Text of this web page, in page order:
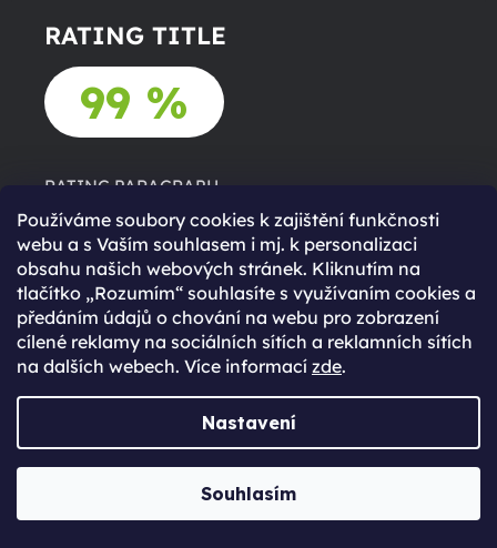
Používáme soubory cookies k zajištění funkčnosti
webu a s Vaším souhlasem i mj. k personalizaci
obsahu našich webových stránek. Kliknutím na
tlačítko „Rozumím“ souhlasíte s využívaním cookies a
předáním údajů o chování na webu pro zobrazení
cílené reklamy na sociálních sítích a reklamních sítích
na dalších webech. Více informací zde.
Nastavení
Souhlasím
RATING TITLE
99 %
RATING PARAGRAPH
RATING CTA BTN
Košík je prázdný
Ve tvém košíku není zatím nic. Nevíš si rady s výběrem?
Potřebuješ poradit při výběr nového zařízení? Neváhej se